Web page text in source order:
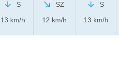
S
13 km/h
SZ
12 km/h
S
13 km/h